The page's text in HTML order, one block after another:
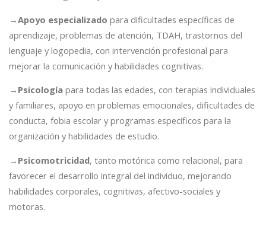
→Apoyo especializado para dificultades específicas de
aprendizaje, problemas de atención, TDAH, trastornos del
lenguaje y logopedia, con intervención profesional para
mejorar la comunicación y habilidades cognitivas.
→ Psicología para todas las edades, con terapias individuales
y familiares, apoyo en problemas emocionales, dificultades de
conducta, fobia escolar y programas específicos para la
organización y habilidades de estudio.
→ Psicomotricidad, tanto motórica como relacional, para
favorecer el desarrollo integral del individuo, mejorando
habilidades corporales, cognitivas, afectivo-sociales y
motoras.